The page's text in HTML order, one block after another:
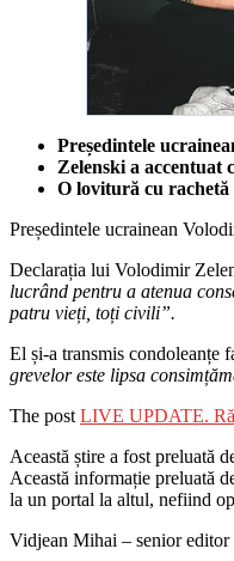
Președintele
Zelenski a accentuat
O lovitură cu
Președintele ucrainean
Declarația lui Volodimir
lucrând pentru a atenua
patru vieți, toți civili”.
El și-a transmis condoleanțe
grevelor este lipsa
The post LIVE UPDATE.
Această știre a fost preluată
Această informație preluată
la un portal la altul, nefiind
Vidjean Mihai – senior editor